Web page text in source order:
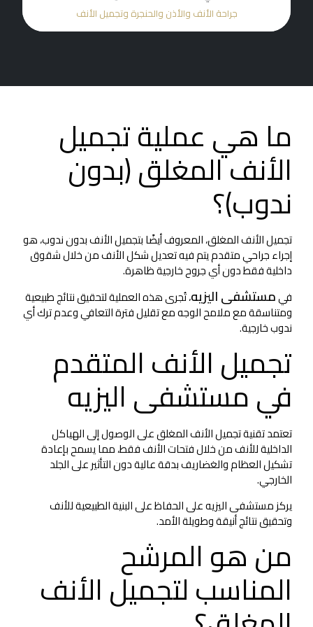
الأنف جراحة الأنف والأذن والحنجرة
ما هي عملية تجميل
الأنف المغلق (بدون
ندوب)؟
تجميل الأنف المغلق، المعروف أيضًا بتجميل الأنف بدون ندوب، هو
إجراء جراحي متقدم يتم فيه تعديل شكل الأنف من خلال شقوق
داخلية فقط دون أي جروح خارجية ظاهرة.
مستشفى اليزيه، تُجرى هذه العملية لتحقيق نتائج طبيعية
ومتناسقة مع ملامح الوجه مع تقليل فترة التعافي وعدم ترك أي
ندوب خارجية.
تجميل الأنف المتقدم
في مستشفى اليزيه
تعتمد تقنية تجميل الأنف المغلق على الوصول إلى الهياكل
الداخلية للأنف من خلال فتحات الأنف فقط، مما يسمح بإعادة
تشكيل العظام والغضاريف بدقة عالية دون التأثير على الجلد
الخارجي.
يركز مستشفى اليزيه على الحفاظ على البنية الطبيعية للأنف
وتحقيق نتائج أنيقة وطويلة الأمد.
من هو المرشح
المناسب لتجميل الأنف